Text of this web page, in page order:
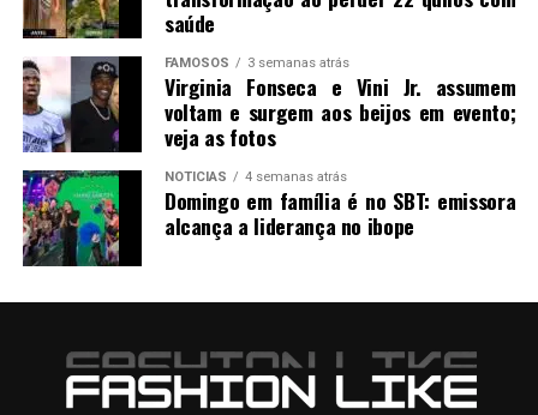
saúde
FAMOSOS 3 semanas atrás
Virginia Fonseca e Vini Jr. assumem
voltam e surgem aos beijos em evento;
veja as fotos
NOTICIAS 4 semanas atrás
Domingo em família é no SBT: emissora
alcança a liderança no ibope